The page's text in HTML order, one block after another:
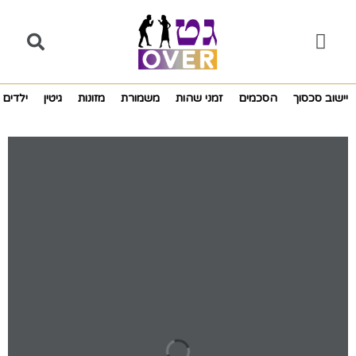
יישוב סכסוך הסכמים זמני שהות משמורת מזונות גיטין ילדים